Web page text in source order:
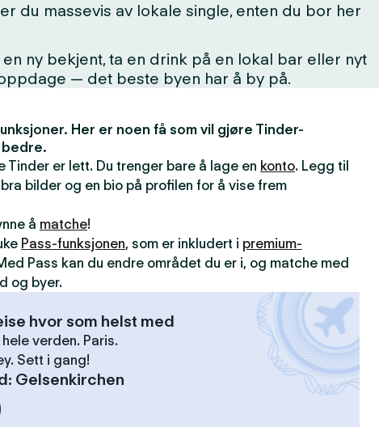
du massevis av lokale single, enten du bor her
ny bekjent, ta en drink på en lokal bar eller nyt
— det beste byen har å by på.
Her er noen få som vil gjøre Tinder-
Tinder er lett. Du trenger bare å lage en konto. Legg til
bilder og en bio på profilen for å vise frem
å matche!
Pass-funksjonen, som er inkludert i premium-
Pass kan du endre området du er i, og matche med
og byer.
hvor som helst med
verden. Paris.
Sett i gang!
: Gelsenkirchen